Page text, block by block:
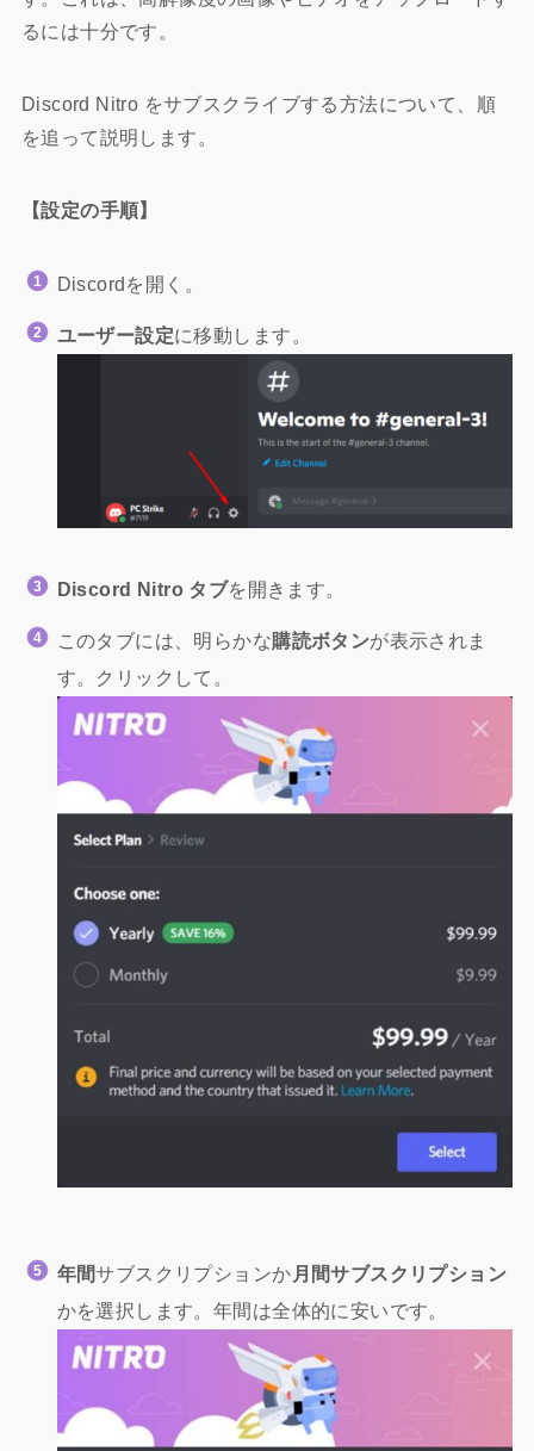
るには十分です。
Discord Nitro をサブスクライブする方法について、順
を追って説明します。
【設定の手順】
Discordを開く。
ユーザー設定に移動します。
Discord Nitro タブを開きます。
このタブには、明らかな購読ボタンが表示されま
す。クリックして。
年間サブスクリプションか 月間サブスクリプション
かを選択します。年間は全体的に安いです。